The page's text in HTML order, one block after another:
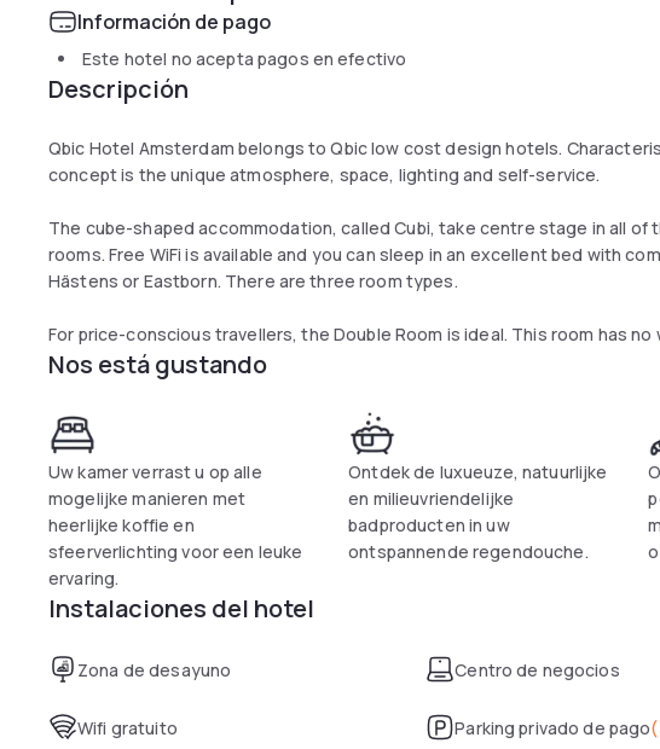
Información de pago
Este hotel no acepta pagos en efectivo
Descripción
Qbic Hotel Amsterdam belongs to Qbic low cost design hotels.
concept is the unique atmosphere, space, lighting and self-service.
The cube-shaped accommodation, called Cubi, take centre stage in all
rooms. Free WiFi is available and you can sleep in an excellent bed with
Hästens or Eastborn. There are three room types.
For price-conscious travellers, the Double Room is ideal. This room has no
Nos está gustando
Uw kamer verrast u op alle
mogelijke manieren met
heerlijke koffie en
sfeerverlichting voor een leuke
ervaring.
Ontdek de luxueuze, natuurlijke
en milieuvriendelijke
badproducten in uw
ontspannende regendouche.
Instalaciones del hotel
Zona de desayuno Centro de negocios
Wifi gratuito Parking privado de pago(